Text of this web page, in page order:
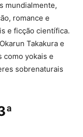
mundialmente,
romance e
e ficção científica.
Takakura e
como yokais e
sobrenaturais